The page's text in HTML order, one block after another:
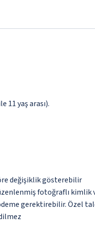
11 yaş arası).
değişiklik gösterebilir
fotoğraflı kimlik
gerektirebilir. Özel